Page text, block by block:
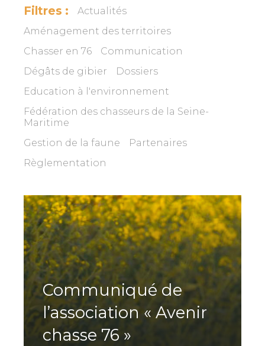
Filtres :
Actualités
Aménagement des territoires
Chasser en 76
Communication
Dégâts de gibier
Dossiers
Education à l'environnement
Fédération des chasseurs de la Seine-
Maritime
Gestion de la faune
Partenaires
Règlementation
Communiqué de
l’association « Avenir
chasse 76 »